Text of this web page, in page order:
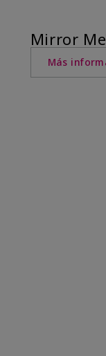
Mirror
Más